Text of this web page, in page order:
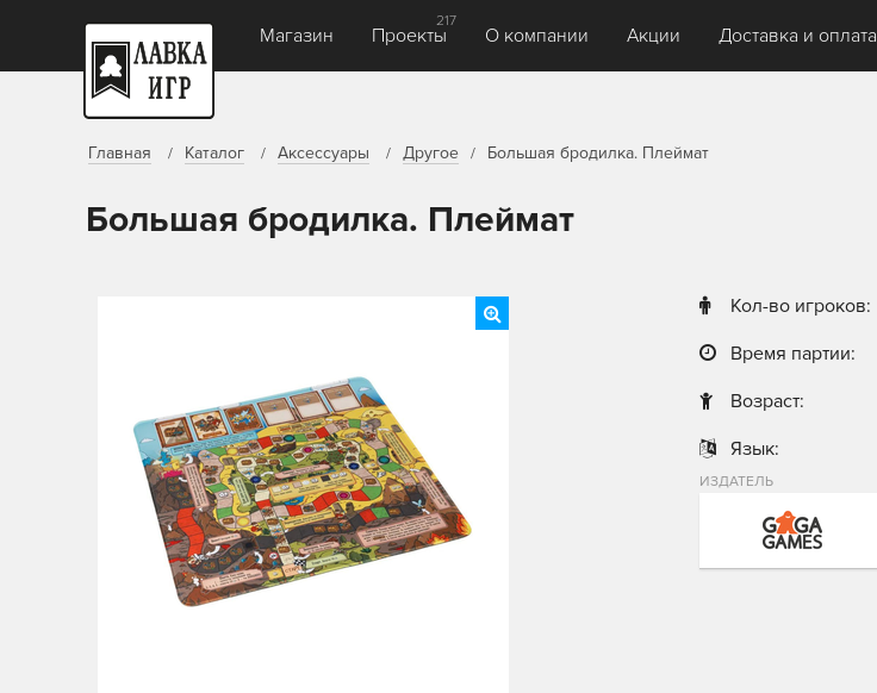
Магазин Проекты
217
О компании Акции Доставка и оплата
Главная Каталог Аксессуары Другое Большая бродилка. Плеймат
Большая бродилка. Плеймат
Кол-во игроков:
Время партии:
Возраст:
Язык:
ИЗДАТЕЛЬ